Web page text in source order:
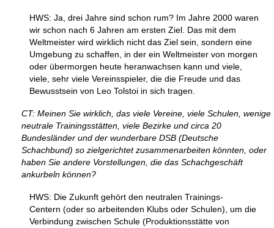
HWS: Ja, drei Jahre sind schon rum? Im Jahre 2000 waren
wir schon nach 6 Jahren am ersten Ziel. Das mit dem
Weltmeister wird wirklich nicht das Ziel sein, sondern eine
Umgebung zu schaffen, in der ein Weltmeister von morgen
oder übermorgen heute heranwachsen kann und viele,
viele, sehr viele Vereinsspieler, die die Freude und das
Bewusstsein von Leo Tolstoi in sich tragen.
CT: Meinen Sie wirklich, das viele Vereine, viele Schulen, wenige
neutrale Trainingsstätten, viele Bezirke und circa 20
Bundesländer und der wunderbare DSB (Deutsche
Schachbund) so zielgerichtet zusammenarbeiten könnten, oder
haben Sie andere Vorstellungen, die das Schachgeschäft
ankurbeln können?
HWS: Die Zukunft gehört den neutralen Trainings-
Centern (oder so arbeitenden Klubs oder Schulen), um die
Verbindung zwischen Schule (Produktionsstätte von